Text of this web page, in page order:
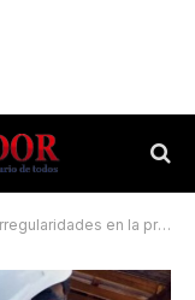
en la provincia